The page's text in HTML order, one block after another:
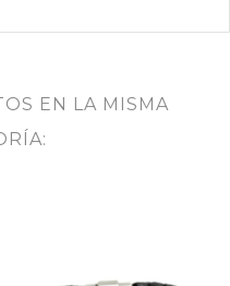
EN LA MISMA